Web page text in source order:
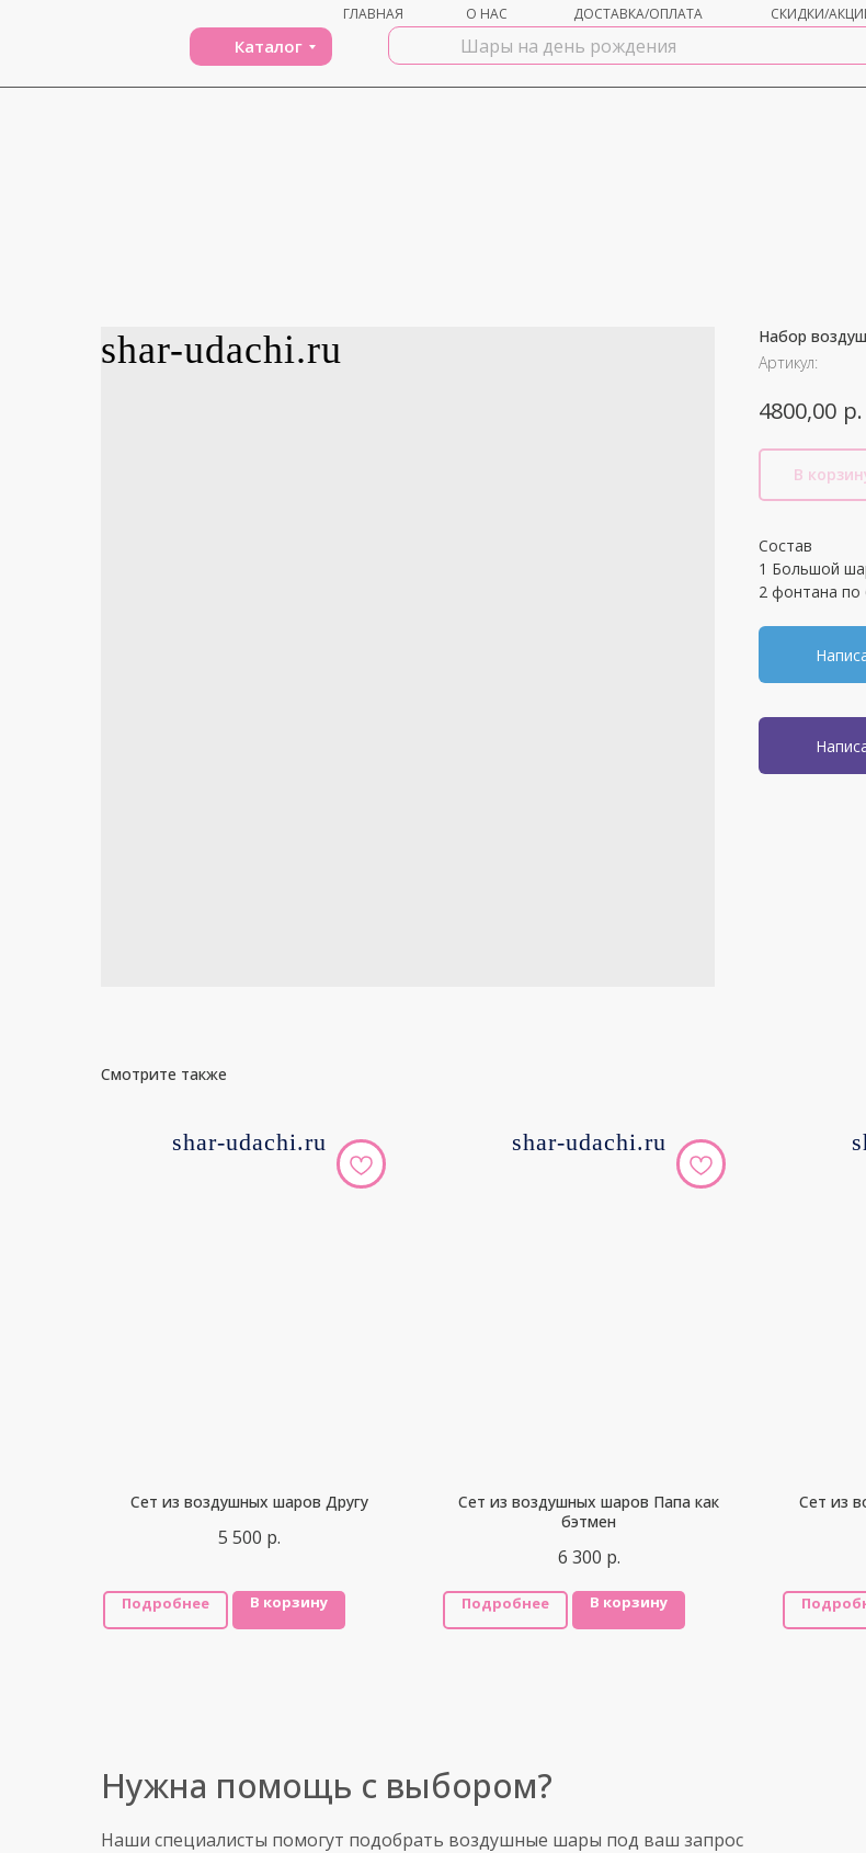
О НАС
ГЛАВНАЯ СКИДКИ/
ДОСТАВКА/ОПЛАТА
Каталог
shar-udachi.ru shar-udachi.ru
Набор
Артикул:
4800,00 р.
В
Состав
1 Большой
2 фонтана по
Смотрите также
shar-udachi.ru
Сет из воздушных шаров Другу
5 500 р.
Подробнее В корзину
shar-udachi.ru
Сет из воздушных шаров Папа как
бэтмен
6 300 р.
Подробнее В корзину
Сет из
Наши специалисты помогут подобрать воздушные шары под ваш запрос
Нужна помощь с выбором?